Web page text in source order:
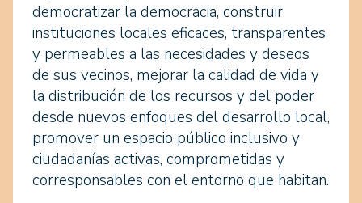
democratizar la democracia, construir
instituciones locales eficaces, transparentes
y permeables a las necesidades y deseos
de sus vecinos, mejorar la calidad de vida y
la distribución de los recursos y del poder
desde nuevos enfoques del desarrollo local,
promover un espacio público inclusivo y
ciudadanías activas, comprometidas y
corresponsables con el entorno que habitan.